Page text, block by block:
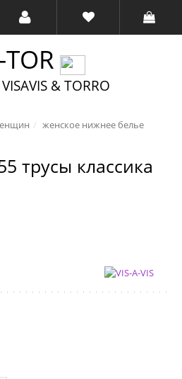
& TORRO
женское нижнее белье
трусы классика